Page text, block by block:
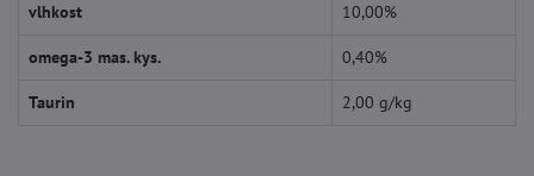
vlhkost 10,00%
omega-3 mas. kys. 0,40%
Taurin 2,00 g/kg